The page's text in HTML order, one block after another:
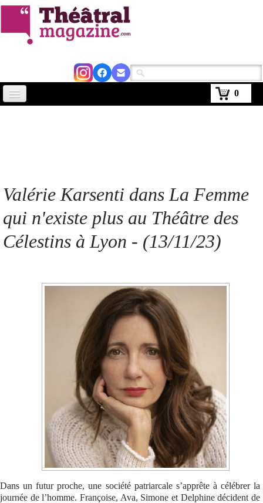
0
Kiosque
Se connecter
Valérie Karsenti dans La Femme
qui n'existe plus au Théâtre des
Célestins à Lyon - (13/11/23)
Dans un futur proche, une société patriarcale s’apprête à célébrer la
journée de l’homme. Françoise, Ava, Simone et Delphine décident de